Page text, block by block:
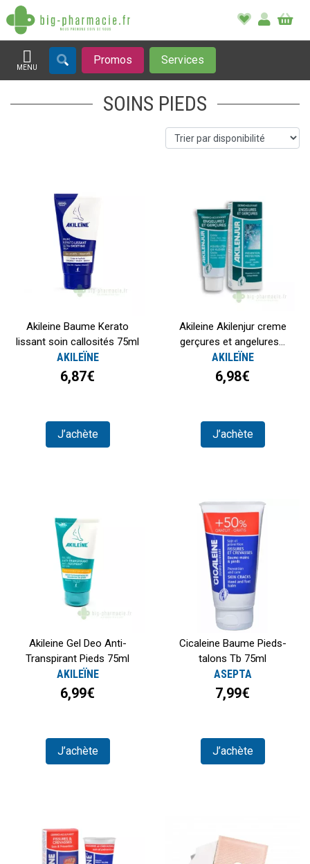
MENU
Afficher la navigation
Promos Services
SOINS PIEDS
Akileine Baume Kerato
lissant soin callosités 75ml
AKILEÏNE
6,87€
J’achète
Akileine Akilenjur creme
gerçures et angelures...
AKILEÏNE
6,98€
J’achète
Akileine Gel Deo Anti-
Transpirant Pieds 75ml
AKILEÏNE
6,99€
J’achète
Cicaleine Baume Pieds-
talons Tb 75ml
ASEPTA
7,99€
J’achète